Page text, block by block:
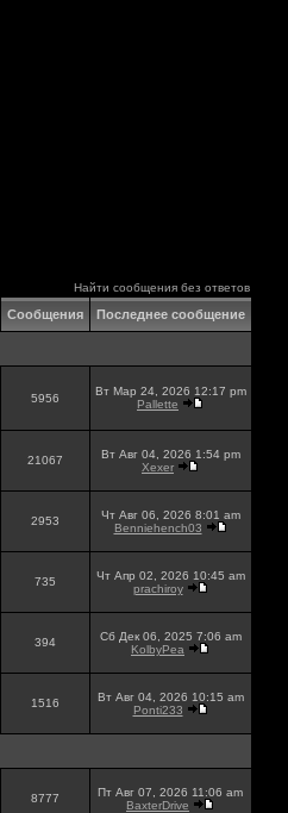
Найти сообщения без ответов
Сообщения Последнее сообщение
5956
Вт Мар 24, 2026 12:17 pm
Pallette
21067
Вт Авг 04, 2026 1:54 pm
Xexer
2953
Чт Авг 06, 2026 8:01 am
Benniehench03
735
Чт Апр 02, 2026 10:45 am
prachiroy
394
Сб Дек 06, 2025 7:06 am
KolbyPea
1516
Вт Авг 04, 2026 10:15 am
Ponti233
8777
Пт Авг 07, 2026 11:06 am
BaxterDrive